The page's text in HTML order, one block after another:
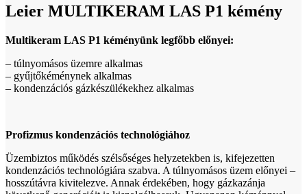
Leier MULTIKERAM LAS P1 kémény
Multikeram LAS P1 kéményünk legfőbb előnyei:
– túlnyomásos üzemre alkalmas
– gyűjtőkéménynek alkalmas
– kondenzációs gázkészülékekhez alkalmas
Profizmus kondenzációs technológiához
Üzembiztos működés szélsőséges helyzetekben is, kifejezetten
kondenzációs technológiára szabva. A túlnyomásos üzem előnyei –
hosszútávra kivitelezve. Annak érdekében, hogy gázkazánja